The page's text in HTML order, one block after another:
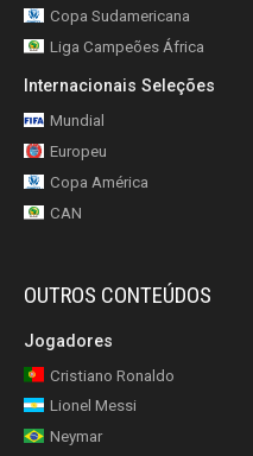
Copa Sudamericana
Liga Campeões África
Internacionais Seleções
Mundial
Europeu
Copa América
CAN
OUTROS CONTEÚDOS
Jogadores
Cristiano Ronaldo
Lionel Messi
Neymar